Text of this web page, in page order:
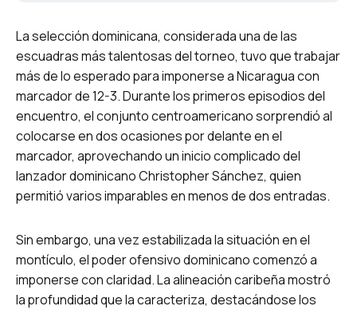
La selección dominicana, considerada una de las
escuadras más talentosas del torneo, tuvo que trabajar
más de lo esperado para imponerse a Nicaragua con
marcador de 12-3. Durante los primeros episodios del
encuentro, el conjunto centroamericano sorprendió al
colocarse en dos ocasiones por delante en el
marcador, aprovechando un inicio complicado del
lanzador dominicano Christopher Sánchez, quien
permitió varios imparables en menos de dos entradas.
Sin embargo, una vez estabilizada la situación en el
montículo, el poder ofensivo dominicano comenzó a
imponerse con claridad. La alineación caribeña mostró
la profundidad que la caracteriza, destacándose los